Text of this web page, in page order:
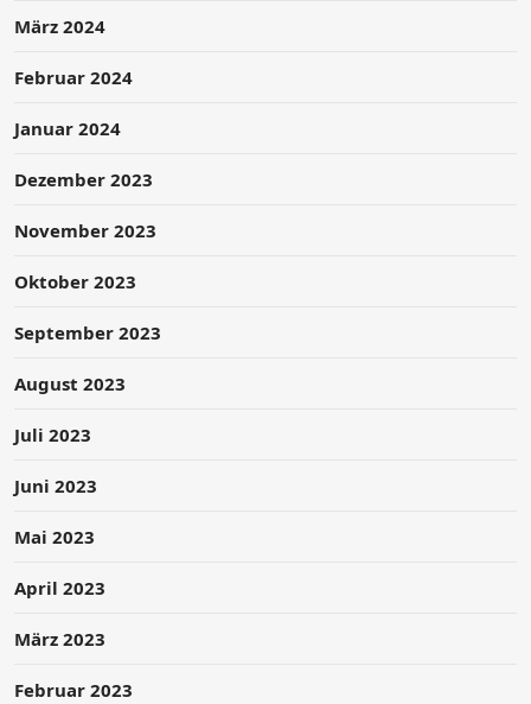
März 2024
Februar 2024
Januar 2024
Dezember 2023
November 2023
Oktober 2023
September 2023
August 2023
Juli 2023
Juni 2023
Mai 2023
April 2023
März 2023
Februar 2023